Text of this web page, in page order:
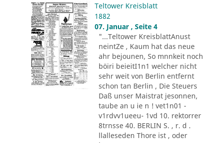
Teltower Kreisblatt
1882
07. Januar , Seite 4
"...Teltower KreisblattAnust
neintZe , Kaum hat das neue
ahr bejounen, So mnnkeit noch
böiri beieitI1n1 welcher nicht
sehr weit von Berlin entfernt
schon tan Berlin , Die Steuers
Daß unser Maistrat jesonnen,
taube an u ie n ! vet1n01 -
v1rdvv1ueeu- 1vd 10. rektorrer
8trnsse 40. BERLIN S. , r. d .
llalleseden Thore ist , oder